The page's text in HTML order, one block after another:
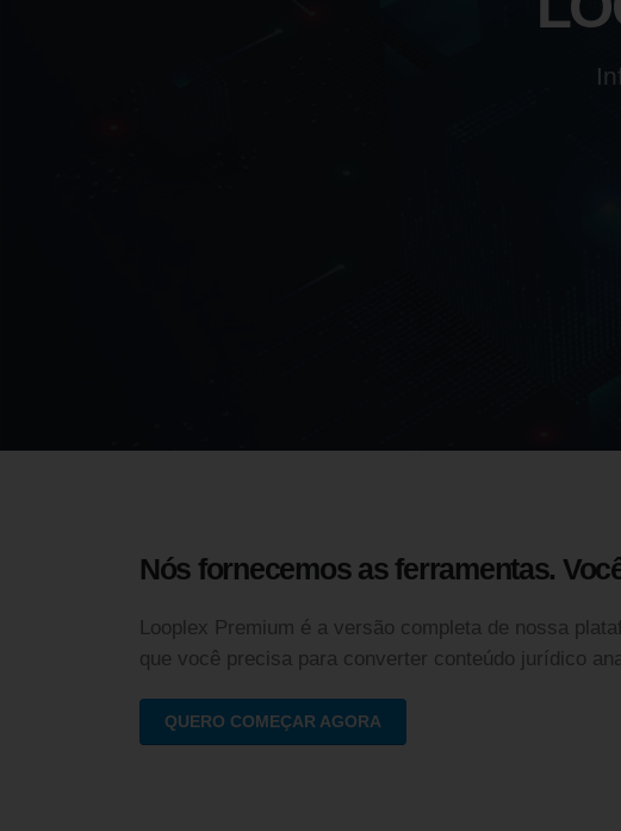
In
Nós fornecemos as ferramentas.
Looplex Premium é a versão completa de nossa
que você precisa para converter conteúdo jurídico
QUERO COMEÇAR AGORA